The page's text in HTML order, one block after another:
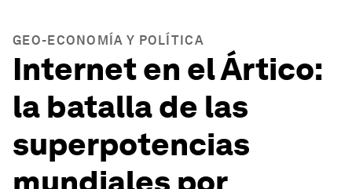
GEO-ECONOMÍA Y POLÍTICA
Internet en el Ártico:
la batalla de las
superpotencias